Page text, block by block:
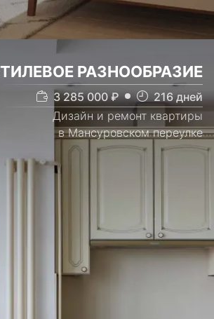
РАЗНООБРАЗИЕ
3 285 000 ₽ 216 дней
Дизайн и ремонт квартиры
в Мансуровском переулке